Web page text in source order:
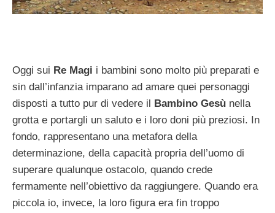
Oggi sui Re Magi i bambini sono molto più preparati e
sin dall’infanzia imparano ad amare quei personaggi
disposti a tutto pur di vedere il
Bambino Gesù nella
grotta e portargli un saluto e i loro doni più preziosi. In
fondo, rappresentano una metafora della
determinazione, della capacità propria dell’uomo di
superare qualunque ostacolo, quando crede
fermamente nell’obiettivo da raggiungere. Quando era
piccola io, invece, la loro figura era fin troppo